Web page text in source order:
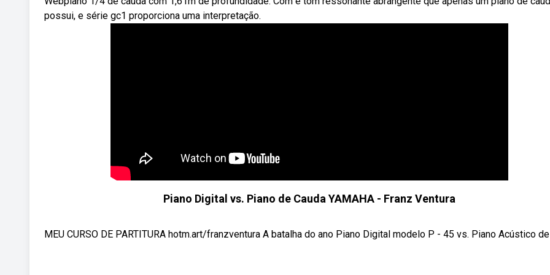
possui, e série gc1 proporciona uma interpretação.
Piano Digital vs. Piano de Cauda YAMAHA - Franz Ventura
MEU CURSO DE PARTITURA hotm.art/franzventura A batalha do ano Piano Digital modelo P - 45 vs. Piano Acústico de